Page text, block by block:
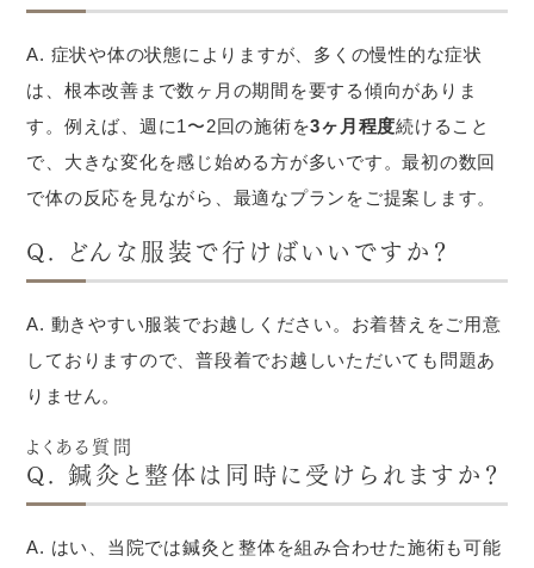
A. 症状や体の状態によりますが、多くの慢性的な症状
は、根本改善まで数ヶ月の期間を要する傾向がありま
す。例えば、週に1〜2回の施術を3ヶ月程度続けること
で、大きな変化を感じ始める方が多いです。最初の数回
で体の反応を見ながら、最適なプランをご提案します。
Q. どんな服装で行けばいいですか？
A. 動きやすい服装でお越しください。お着替えをご用意
しておりますので、普段着でお越しいただいても問題あ
りません。
よくある質問
Q. 鍼灸と整体は同時に受けられますか？
A. はい、当院では鍼灸と整体を組み合わせた施術も可能